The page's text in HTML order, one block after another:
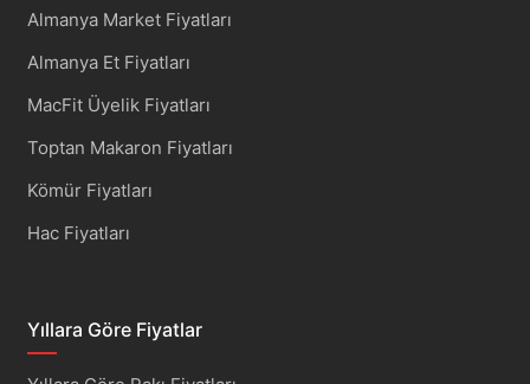
Almanya Market Fiyatları
Almanya Et Fiyatları
MacFit Üyelik Fiyatları
Toptan Makaron Fiyatları
Kömür Fiyatları
Hac Fiyatları
Yıllara Göre Fiyatlar